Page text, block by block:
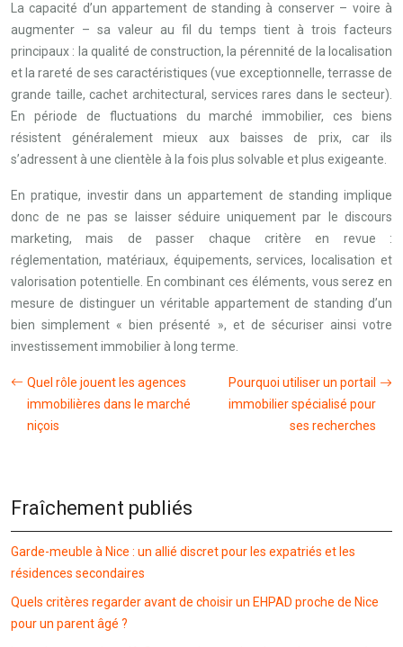
La capacité d’un appartement de standing à conserver – voire à
augmenter – sa valeur au fil du temps tient à trois facteurs
principaux : la qualité de construction, la pérennité de la localisation
et la rareté de ses caractéristiques (vue exceptionnelle, terrasse de
grande taille, cachet architectural, services rares dans le secteur).
En période de fluctuations du marché immobilier, ces biens
résistent généralement mieux aux baisses de prix, car ils
s’adressent à une clientèle à la fois plus solvable et plus exigeante.
En pratique, investir dans un appartement de standing implique
donc de ne pas se laisser séduire uniquement par le discours
marketing, mais de passer chaque critère en revue :
réglementation, matériaux, équipements, services, localisation et
valorisation potentielle. En combinant ces éléments, vous serez en
mesure de distinguer un véritable appartement de standing d’un
bien simplement « bien présenté », et de sécuriser ainsi votre
investissement immobilier à long terme.
Quel rôle jouent les agences
immobilières dans le marché
niçois
Pourquoi utiliser un portail
immobilier spécialisé pour
ses recherches
Fraîchement publiés
Garde-meuble à Nice : un allié discret pour les expatriés et les
résidences secondaires
Quels critères regarder avant de choisir un EHPAD proche de Nice
pour un parent âgé ?